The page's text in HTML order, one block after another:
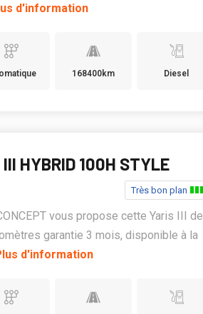
d'information
168400km Diesel
HYBRID 100H STYLE
Très bon plan
vous propose cette Yaris III de
garantie 3 mois, disponible à la
d'information